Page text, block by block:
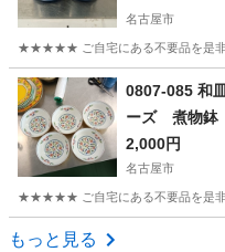
名古屋市
★★★★★ ご自宅にある不要品を是非ジ
愛知 名古屋市 香蘭
0807-085 和
ーズ 煮物鉢
2,000円
名古屋市
★★★★★ ご自宅にある不要品を是非ジ
愛知 名古屋市
もっと見る